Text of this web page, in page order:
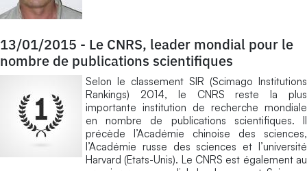
13/01/2015 - Le CNRS, leader mondial pour le
nombre de publications scientifiques
Selon le classement SIR (Scimago Institutions
Rankings) 2014, le CNRS reste la plus
importante institution de recherche mondiale
en nombre de publications scientifiques. Il
précède l’Académie chinoise des sciences,
l’Académie russe des sciences et l’université
Harvard (Etats-Unis). Le CNRS est également au